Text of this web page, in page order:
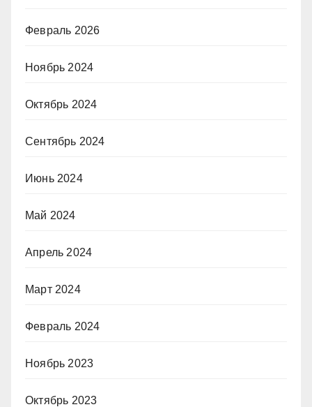
Февраль 2026
Ноябрь 2024
Октябрь 2024
Сентябрь 2024
Июнь 2024
Май 2024
Апрель 2024
Март 2024
Февраль 2024
Ноябрь 2023
Октябрь 2023